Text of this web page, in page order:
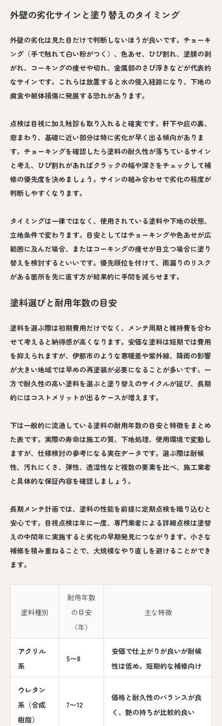
外壁の劣化サインと塗り替えのタイミング
外壁の劣化は見た目だけで判断しないほうが良いです。チョーキ
ング（手で触れて白い粉がつく）、色あせ、ひび割れ、塗膜の剥
がれ、コーキングの痩せや切れ、金属部のさび浮きなどが代表的
なサインです。これらは放置すると水の侵入経路になり、下地の
腐食や躯体損傷に発展する恐れがあります。
点検は目視に加え触診も取り入れると確実です。軒下や庇の裏、
窓まわり、基礎に近い部分は特に劣化が早く出る傾向がありま
す。チョーキングを確認したら塗料の耐久性が落ちているサイン
と考え、ひび割れがあればクラックの幅や深さをチェックして補
修の優先度を決めましょう。サインの組み合わせで劣化の程度が
判断しやすくなります。
タイミングは一律ではなく、使用されている塗料や下地の状態、
立地条件で変わります。目安としてはチョーキングや色あせが広
範囲に及んだ場合、またはコーキングの痩せが目立つ場合に塗り
替えを検討するといいです。優先順位を付けて、雨漏りのリスク
がある箇所を先に直す方が結果的に手間を減らせます。
塗料選びと耐用年数の目安
塗料を選ぶ際は初期費用だけでなく、メンテ周期と維持費を合わ
せて考えると納得感が高くなります。安価な塗料は短期では費用
を抑えられますが、伊那市のような寒暖差や紫外線、降雨の影響
が大きい地域では早めの再塗装が必要になることが多いです。一
方で耐久性の高い塗料を選ぶと塗り替えのサイクルが延び、長期
的にはコストメリットが出るケースが増えます。
下は一般的に流通している塗料の耐用年数の目安と特徴をまとめ
た表です。実際の寿命は施工の質、下地処理、使用環境で変動し
ますが、仕様検討の参考になる実在データです。選ぶ際は耐候
性、汚れにくさ、弾性、透湿性など複数の要素を比べ、施工業者
と具体的な保証内容を確認しましょう。
長期メンテ計画では、塗料の性能を前提に定期点検を織り込むと
安心です。目視点検は年に一度、専門業者による詳細点検は塗替
えの中間年に実施すると劣化の早期発見につながります。小さな
補修を積み重ねることで、大規模なやり直しを避けることができ
ます。
塗料種別
耐用年数
の目安
（年）
主な特徴
アクリル
系
5〜8
安価で仕上がりが良いが耐候
性は低め。短期的な補修向け
ウレタン
系（合成
樹脂）
7〜12
価格と耐久性のバランスが良
く、艶の持ちが比較的良い